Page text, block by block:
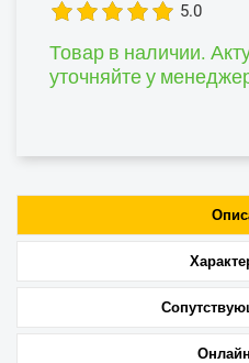
5.0
Товар в наличии.
уточняйте у